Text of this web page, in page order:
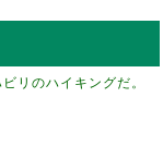
リのハイキングだ。